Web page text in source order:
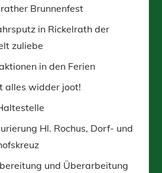
Brunnenfest
in Rickelrath der
zuliebe
in den Ferien
alles widder joot!
Hl. Rochus, Dorf- und
und Überarbeitung